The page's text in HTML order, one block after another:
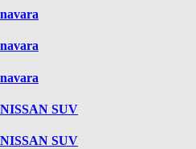
navara
navara
navara
NISSAN SUV
NISSAN SUV